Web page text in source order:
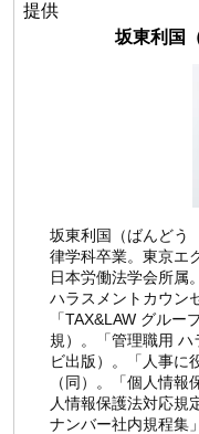
提供
坂東利国
坂東利国（ばんど
律学科卒業。東京エ
日本労働法学会所属
ハラスメントカウン
「TAX&LAW グル
規）。「管理職用
ビ出版）。「人事に
（同）。「個人情
人情報保護法対応規
ナンバー社内規程集